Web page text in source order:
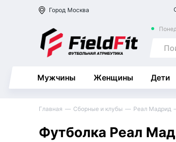
Город Москва
Мужчины Женщины Дети
Главная Сборные и клубы Реал Мадрид
Футболка Реал